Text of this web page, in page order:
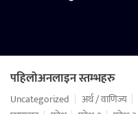
पहिलोअनलाइन स्तम्भहरु
Uncategorized अर्थ / वाणिज्य